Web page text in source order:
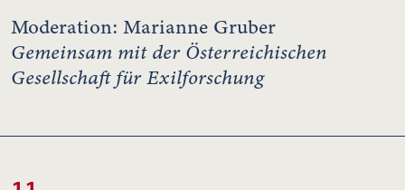
Moderation: Marianne Gruber
Gemeinsam mit der Österreichischen
Gesellschaft für Exilforschung